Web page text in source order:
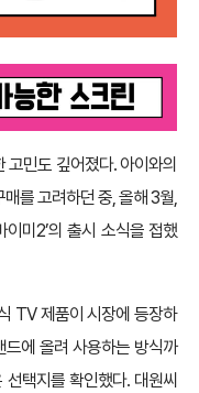
민도 깊어졌다. 아이와의
를 고려하던 중, 올해 3월,
이미2’의 출시 소식을 접했
TV 제품이 시장에 등장하
에 올려 사용하는 방식까
택지를 확인했다. 대원씨